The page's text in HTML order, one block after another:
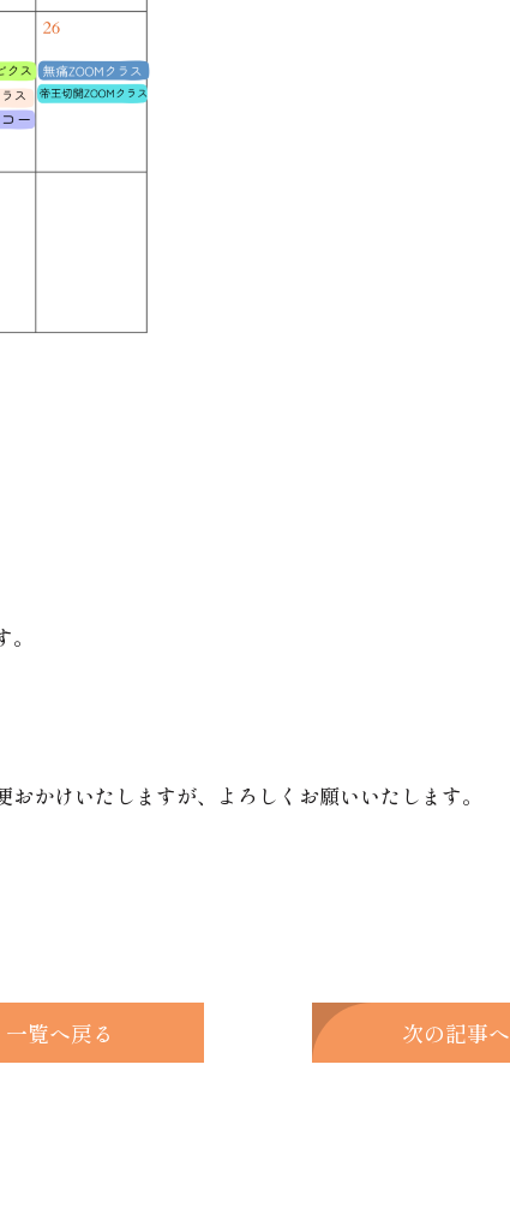
かけいたしますが、よろしくお願いいたします。
一覧へ戻る 次の記事へ